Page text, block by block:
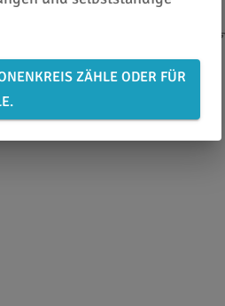
36 x 38 cm
ZÄHLE ODER FÜR